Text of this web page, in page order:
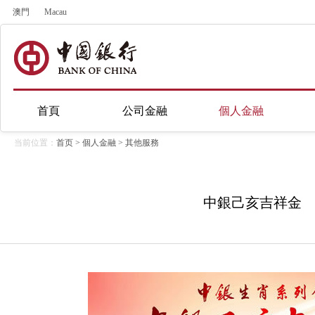
澳門 Macau
首頁 公司金融 個人金融
当前位置： 首页 > 個人金融 > 其他服務
中銀己亥吉祥金